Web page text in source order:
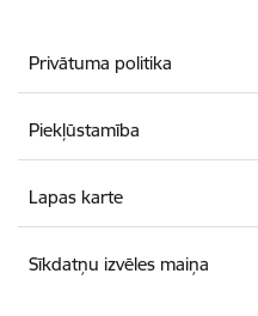
Privātuma politika
Piekļūstamība
Lapas karte
Sīkdatņu izvēles maiņa